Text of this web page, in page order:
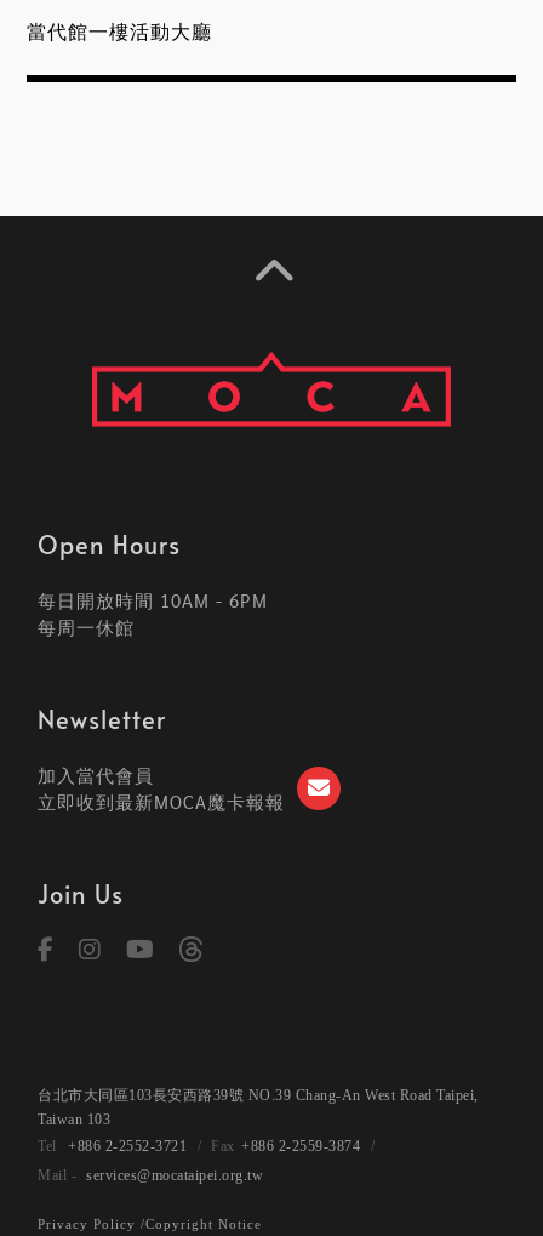
當代館一樓活動大廳
Open Hours
每日開放時間 10AM - 6PM
每周一休館
Newsletter
加入當代會員
立即收到最新MOCA魔卡報報
Join Us
台北市大同區103長安西路39號 NO.39 Chang-An West Road Taipei,
Taiwan 103
+886 2-2552-3721
+886 2-2559-3874
services@mocataipei.org.tw
Privacy Policy /Copyright Notice